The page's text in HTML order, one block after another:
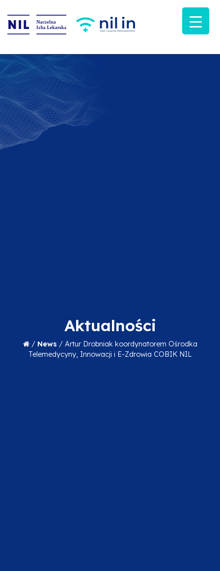
Aktualności
/ News / Artur Drobniak koordynatorem Ośrodka
Telemedycyny, Innowacji i E-Zdrowia COBIK NIL